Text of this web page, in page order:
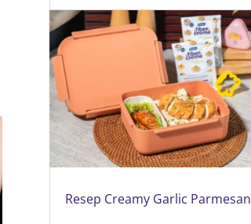
Resep Creamy Garlic Parmesan